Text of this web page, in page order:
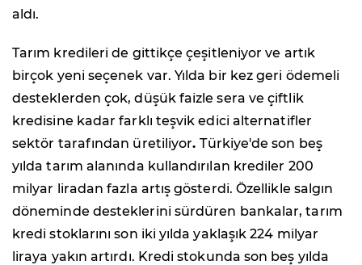
aldı.
Tarım kredileri de gittikçe çeşitleniyor ve artık
birçok yeni seçenek var. Yılda bir kez geri ödemeli
desteklerden çok, düşük faizle sera ve çiftlik
kredisine kadar farklı teşvik edici alternatifler
sektör tarafından üretiliyor.Türkiye'de son beş
yılda tarım alanında kullandırılan krediler 200
milyar liradan fazla artış gösterdi. Özellikle salgın
döneminde desteklerini sürdüren bankalar, tarım
kredi stoklarını son iki yılda yaklaşık 224 milyar
liraya yakın artırdı. Kredi stokunda son beş yılda